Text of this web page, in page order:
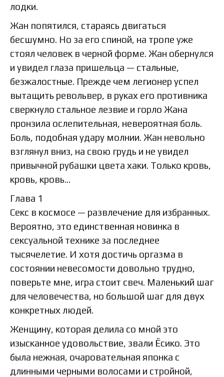
лодки.
Жан попятился, стараясь двигаться
бесшумно. Но за его спиной, на тропе уже
стоял человек в черной форме. Жан обернулся
и увидел глаза пришельца — стальные,
безжалостные. Прежде чем легионер успел
вытащить револьвер, в руках его противника
сверкнуло стальное лезвие и горло Жана
пронзила ослепительная, невероятная боль.
Боль, подобная удару молнии. Жан невольно
взглянул вниз, на свою грудь и не увидел
привычной рубашки цвета хаки. Только кровь,
кровь, кровь...
Глава 1
Секс в космосе — развлечение для избранных.
Вероятно, это единственная новинка в
сексуальной технике за последнее
тысячелетие. И хотя достичь оргазма в
состоянии невесомости довольно трудно,
поверьте мне, игра стоит свеч. Маленький шаг
для человечества, но большой шаг для двух
конкретных людей.
Женщину, которая делила со мной это
изысканное удовольствие, звали Ёсико. Это
была нежная, очаровательная японка с
длинными черными волосами и стройной,